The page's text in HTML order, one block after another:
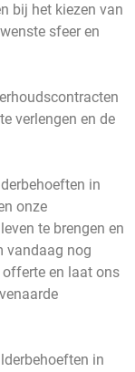
bij het kiezen van
sfeer en
verlengen en de
in
onze
te brengen en
vandaag nog
en laat ons
in